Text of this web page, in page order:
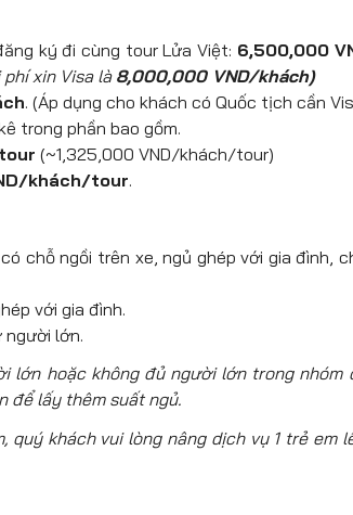
ký đi cùng tour Lửa Việt: 6,500,000
xin Visa là 8,000,000 VND/khách)
. (Áp dụng cho khách có Quốc tịch cần
trong phần bao gồm.
(~1,325,000 VND/khách/tour)
khách/tour.
chỗ ngồi trên xe, ngủ ghép với gia đình,
với gia đình.
người lớn.
lớn hoặc không đủ người lớn trong nhóm
để lấy thêm suất ngủ.
quý khách vui lòng nâng dịch vụ 1 trẻ em